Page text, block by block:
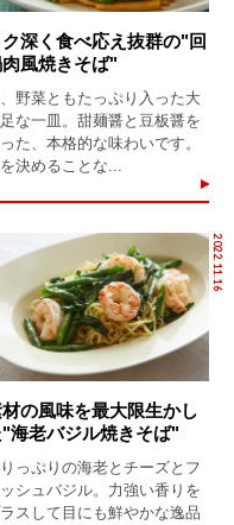
ク深く食べ応え抜群の"回
風焼きそば"
野菜ともたっぷり入った大
な一皿。甜麺醤と豆板醤を
た、本格的な味わいです。
決めることな...
2022.11.16
の風味を最大限生かし
"海老バジル焼きそば"
っぷりの海老とチーズとフ
シュバジル。力強い香りを
スして目にも鮮やかな逸品